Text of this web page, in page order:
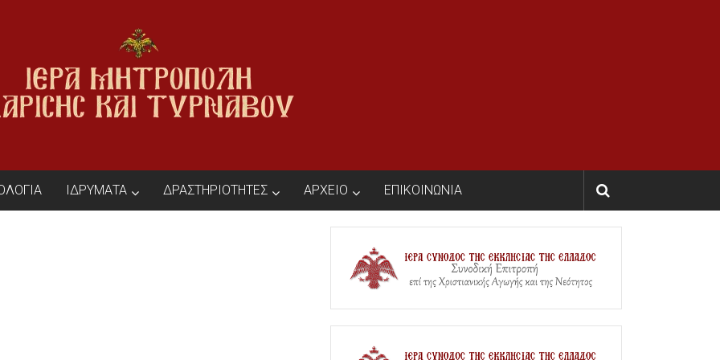
ΙΔΡΥΜΑΤΑ ΔΡΑΣΤΗΡΙΟΤΗΤΕΣ ΑΡΧΕΙΟ ΕΠΙΚΟΙΝΩΝΙΑ